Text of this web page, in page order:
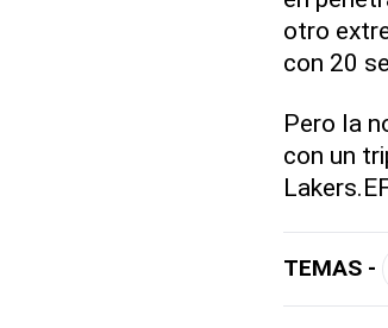
otro
con 20
Pero la
con un
TEMAS -